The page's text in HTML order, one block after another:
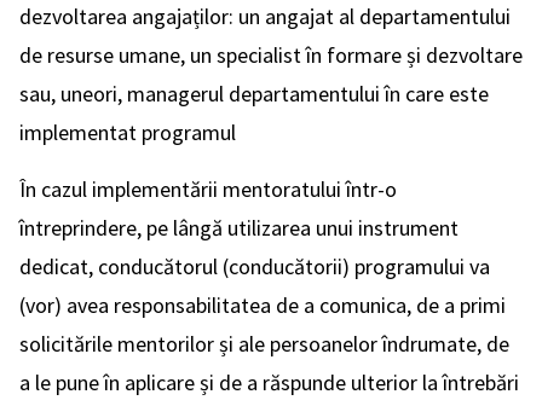
dezvoltarea angajaților: un angajat al departamentului
de resurse umane, un specialist în formare și dezvoltare
sau, uneori, managerul departamentului în care este
implementat programul
În cazul implementării mentoratului într-o
întreprindere, pe lângă utilizarea unui instrument
dedicat, conducătorul (conducătorii) programului va
(vor) avea responsabilitatea de a comunica, de a primi
solicitările mentorilor și ale persoanelor îndrumate, de
a le pune în aplicare și de a răspunde ulterior la întrebări